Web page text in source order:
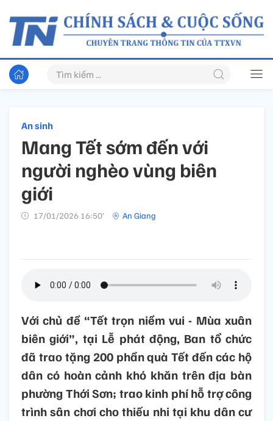
An sinh
Mang Tết sớm đến với
người nghèo vùng biên
giới
17/01/2026 16:50’ An Giang
Với chủ đề “Tết trọn niềm vui - Mùa xuân
biên giới”, tại Lễ phát động, Ban tổ chức
đã trao tặng 200 phần quà Tết đến các hộ
dân có hoàn cảnh khó khăn trên địa bàn
phường Thới Sơn; trao kinh phí hỗ trợ công
trình sân chơi cho thiếu nhi tại khu dân cư